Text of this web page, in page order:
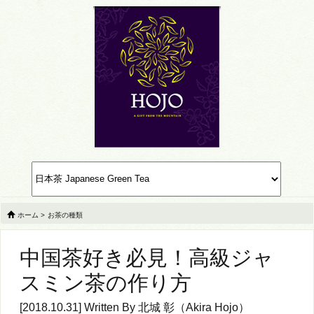
ホーム > お茶の種類
中国茶好き必見！高級ジャ
スミン茶の作り方
[2018.10.31] Written By 北城 彰（Akira Hojo）